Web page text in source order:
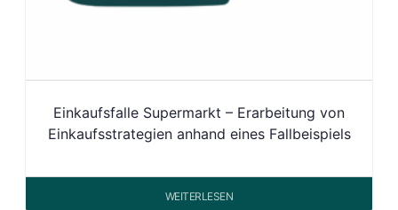
Einkaufsfalle Supermarkt – Erarbeitung von
Einkaufsstrategien anhand eines Fallbeispiels
WEITERLESEN